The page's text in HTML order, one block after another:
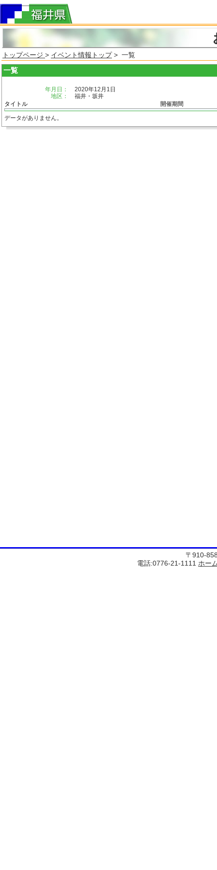
トップページ > イベント情報トップ> 一覧
一覧
年月日：
2020年12月1日
地区：
福井・坂井
タイトル
開催期間
データがありません。
〒910-
電話:0776-21-1111 ホー